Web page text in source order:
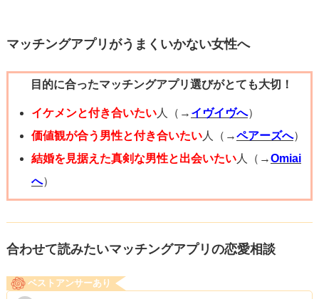
へ進むだけです。
マッチングアプリなので、今回はご縁がなかったと考えま
しょう。
今後は常に気持ちに判断をさせて、大事な出会いを逃さな
いようにしてください。
応援しています。
マッチングアプリがうまくいかない女性へ
目的に合ったマッチングアプリ選びがとても大切！
イケメンと付き合いたい人（→ イヴイヴへ）
価値観が合う男性と付き合いたい人（→ペアーズへ）
結婚を見据えた真剣な男性と出会いたい人（→Omiai
へ）
合わせて読みたいマッチングアプリの恋愛相談
ベストアンサーあり